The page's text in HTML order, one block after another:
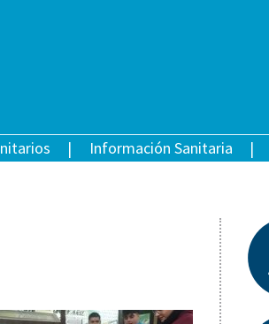
Información Sanitaria